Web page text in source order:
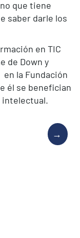
que tiene
saber darle los
en TIC
de Down y
la Fundación
él se benefician
intelectual.